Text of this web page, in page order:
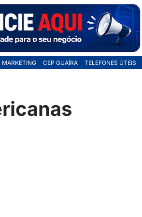
MARKETING CEP GUAÍRA TELEFONES ÚTEIS